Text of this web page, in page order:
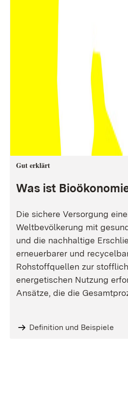
Gut erklärt
Was ist
Die sichere Versorgung
Weltbevölkerung mit
und die nachhaltige
erneuerbarer und
Rohstoffquellen zur
energetischen Nutzung
Ansätze, die die
Definition und Beispiele